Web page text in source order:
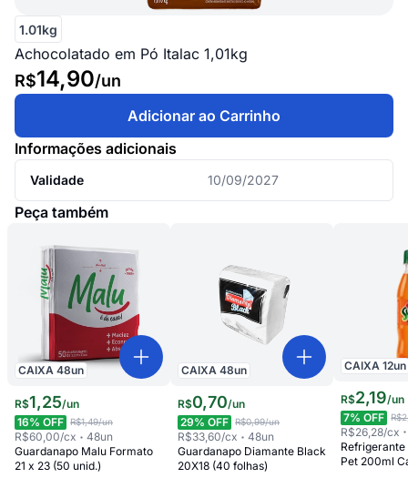
Informações adicionais
Validade 10/09/2027
1.01kg
Achocolatado em Pó Italac 1,01kg
R$14,90/un
Adicionar ao Carrinho
Peça também
CAIXA 48un
R$1,25/un
16% OFF R$1,49/un
R$60,00/cx 48un
Guardanapo Malu Formato
21 x 23 (50 unid.)
CAIXA48un
R$0,70/un
29% OFF R$0,99/un
R$33,60/cx 48un
Guardanapo Diamante Black
20X18 (40 folhas)
CAIXA12un
R$2,19/un
7% OFF
R$26,28/cx
Pet 200ml